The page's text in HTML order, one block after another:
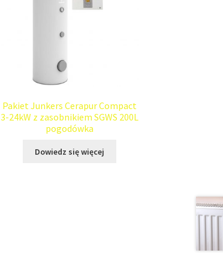
Pakiet Junkers Cerapur Compact
3-24kW z zasobnikiem SGWS 200L
pogodówka
Dowiedz się więcej